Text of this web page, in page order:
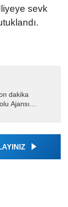
sevk
dakika
Ajansı